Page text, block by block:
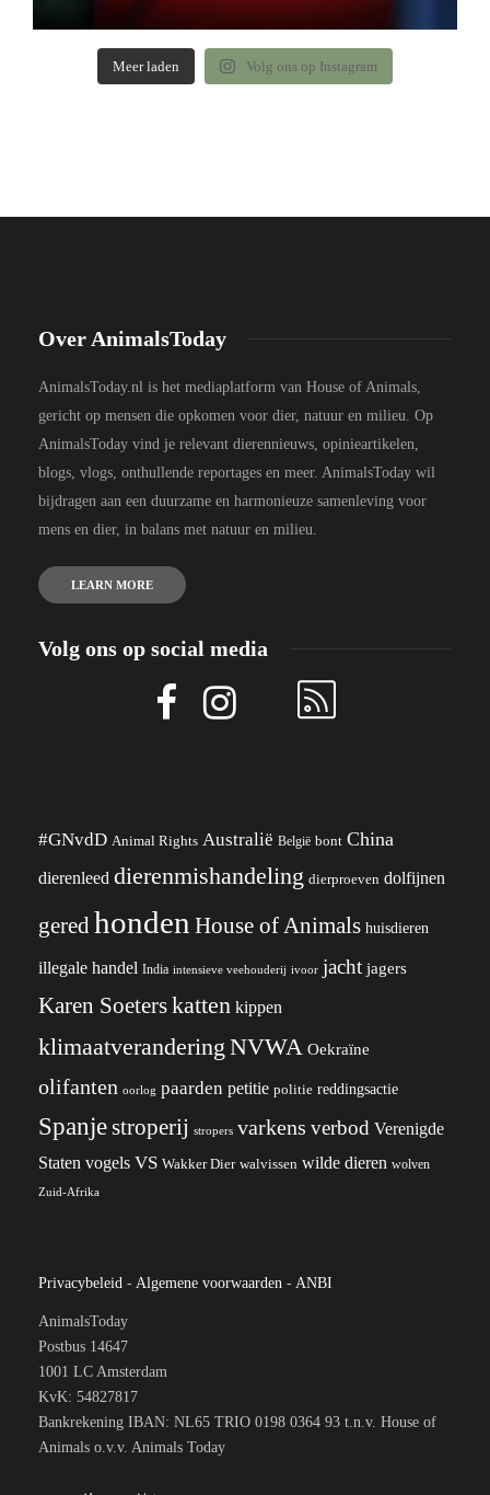
Meer laden Volg ons op Instagram
Over AnimalsToday
AnimalsToday.nl is het mediaplatform van House of Animals,
gericht op mensen die opkomen voor dier, natuur en milieu. Op
AnimalsToday vind je relevant dierennieuws, opinieartikelen,
blogs, vlogs, onthullende reportages en meer. AnimalsToday wil
bijdragen aan een duurzame en harmonieuze samenleving voor
mens en dier, in balans met natuur en milieu.
LEARN MORE
Volg ons op social media
#GNvdD Animal Rights Australië België bont China
dierenleed dierenmishandeling dierproeven dolfijnen
geredhonden House of Animals huisdieren
illegale handel India intensieve veehouderij ivoor jacht jagers
Karen Soeterskatten kippen
klimaatverandering NVWA Oekraïne
olifanten oorlog paarden petitie politie reddingsactie
Spanjestroperij stropers varkens verbod Verenigde
Staten vogels VS Wakker Dier walvissen wilde dieren wolven
Zuid-Afrika
Privacybeleid - Algemene voorwaarden - ANBI
AnimalsToday
Postbus 14647
1001 LC Amsterdam
KvK: 54827817
Bankrekening IBAN: NL65 TRIO 0198 0364 93 t.n.v. House of
Animals o.v.v. Animals Today